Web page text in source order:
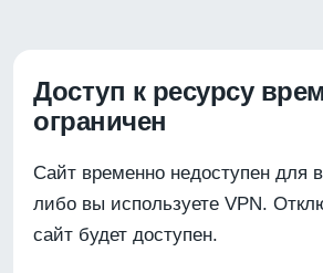
Доступ к ресурсу
ограничен
Сайт временно недоступен для
либо вы используете VPN.
сайт будет доступен.